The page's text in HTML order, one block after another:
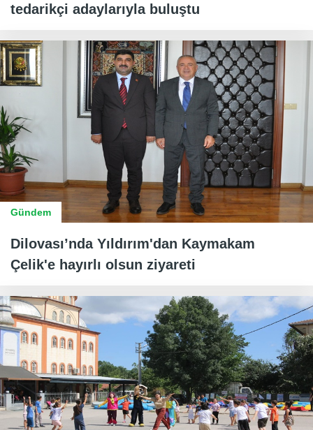
tedarikçi adaylarıyla buluştu
Gündem
Dilovası’nda Yıldırım'dan Kaymakam
Çelik'e hayırlı olsun ziyareti